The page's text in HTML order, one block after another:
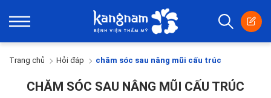
Trang chủ Hỏi đáp chăm sóc sau nâng mũi cấu trúc
CHĂM SÓC SAU NÂNG MŨI CẤU TRÚC